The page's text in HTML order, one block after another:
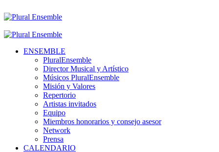
ENSEMBLE
PluralEnsemble
Director Musical y Artístico
Músicos PluralEnsemble
Misión y Valores
Repertorio
Artistas invitados
Equipo
Miembros honorarios y consejo asesor
Network
Prensa
CALENDARIO